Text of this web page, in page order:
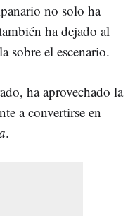
no solo ha
ha dejado al
sobre el escenario.
ha aprovechado la
a convertirse en
.